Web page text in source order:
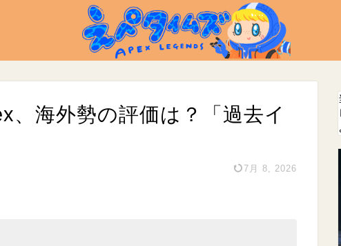
、海外勢の評価は？「過去イ
7月 8, 2026